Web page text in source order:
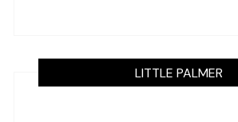
LITTLE PALMER